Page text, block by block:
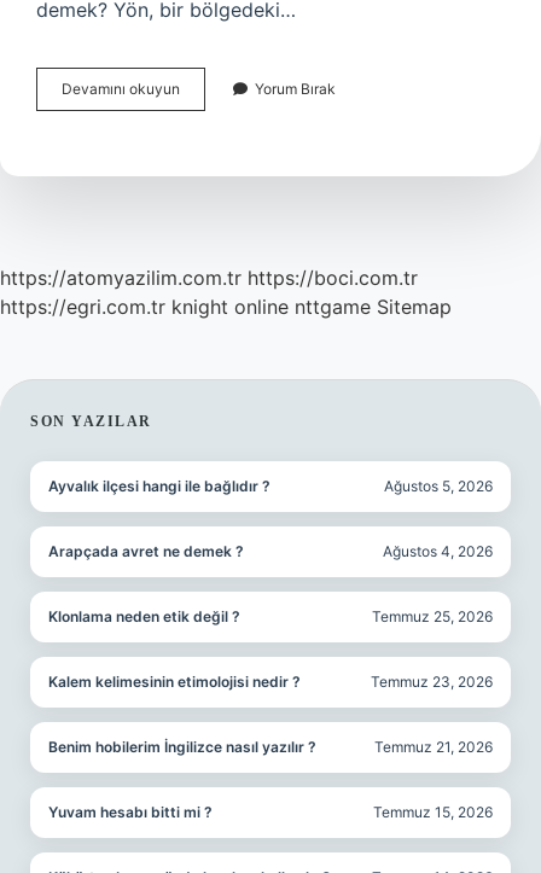
demek? Yön, bir bölgedeki…
Devamını okuyun
Baki
Yorum Bırak
https://atomyazilim.com.tr https://boci.com.tr
https://egri.com.tr knight online nttgame Sitemap
SIDEBAR
SON YAZILAR
Ayvalık ilçesi hangi ile bağlıdır ? Ağustos 5, 2026
Arapçada avret ne demek ? Ağustos 4, 2026
Klonlama neden etik değil ? Temmuz 25, 2026
Kalem kelimesinin etimolojisi nedir ? Temmuz 23, 2026
Benim hobilerim İngilizce nasıl yazılır ? Temmuz 21, 2026
Yuvam hesabı bitti mi ? Temmuz 15, 2026